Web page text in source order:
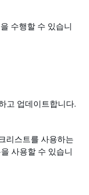
수행할 수 있습니
고 업데이트합니다.
리스트를 사용하는
사용할 수 있습니